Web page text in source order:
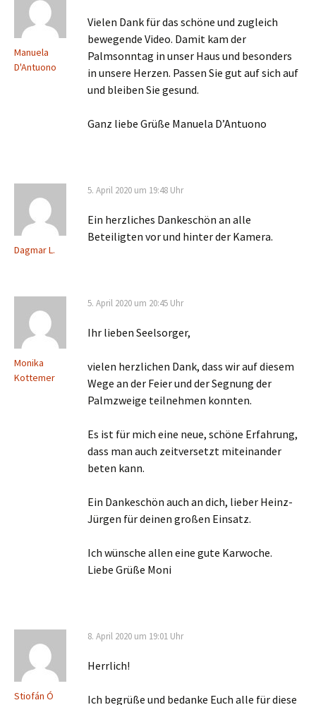
Manuela
D'Antuono
Vielen Dank für das schöne und zugleich
bewegende Video. Damit kam der
Palmsonntag in unser Haus und besonders
in unsere Herzen. Passen Sie gut auf sich auf
und bleiben Sie gesund.
Ganz liebe Grüße Manuela D’Antuono
Dagmar L.
5. April 2020 um 19:48 Uhr
Ein herzliches Dankeschön an alle
Beteiligten vor und hinter der Kamera.
Monika
Kottemer
5. April 2020 um 20:45 Uhr
Ihr lieben Seelsorger,
vielen herzlichen Dank, dass wir auf diesem
Wege an der Feier und der Segnung der
Palmzweige teilnehmen konnten.
Es ist für mich eine neue, schöne Erfahrung,
dass man auch zeitversetzt miteinander
beten kann.
Ein Dankeschön auch an dich, lieber Heinz-
Jürgen für deinen großen Einsatz.
Ich wünsche allen eine gute Karwoche.
Liebe Grüße Moni
Stiofán Ó
8. April 2020 um 19:01 Uhr
Herrlich!
Ich begrüße und bedanke Euch alle für diese